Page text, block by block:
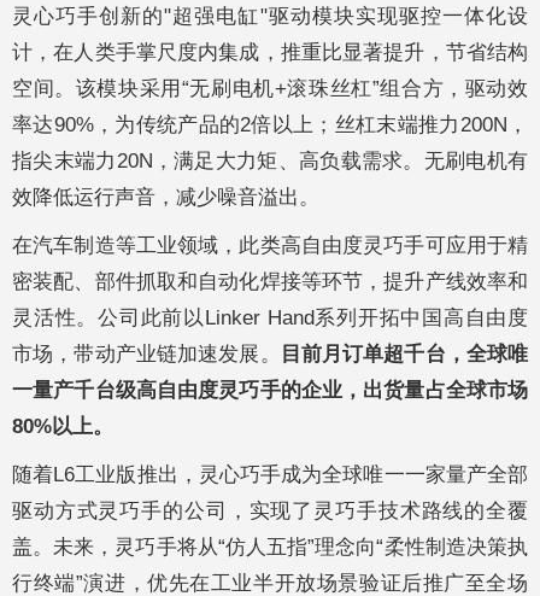
灵心巧手创新的"超强电缸"驱动模块实现驱控一体化设
计，在人类手掌尺度内集成，推重比显著提升，节省结构
空间。该模块采用“无刷电机+滚珠丝杠”组合方，驱动效
率达90%，为传统产品的2倍以上；丝杠末端推力200N，
指尖末端力20N，满足大力矩、高负载需求。无刷电机有
效降低运行声音，减少噪音溢出。
在汽车制造等工业领域，此类高自由度灵巧手可应用于精
密装配、部件抓取和自动化焊接等环节，提升产线效率和
灵活性。公司此前以Linker Hand系列开拓中国高自由度
市场，带动产业链加速发展。
目前月订单超千台，全球唯
一量产千台级高自由度灵巧手的企业，出货量占全球市场
80%以上。
随着L6工业版推出，灵心巧手成为全球唯一一家量产全部
驱动方式灵巧手的公司，实现了灵巧手技术路线的全覆
盖。未来，灵巧手将从“仿人五指”理念向“柔性制造决策执
行终端”演进，优先在工业半开放场景验证后推广至全场